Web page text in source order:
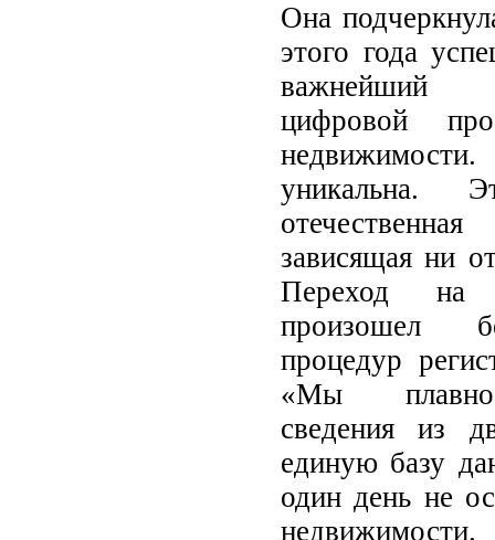
Она
этого года
важнейший
цифровой
уникальна.
зависящая ни
Переход на
произошел
процедур
«Мы плавно
сведения из
единую базу
один день не